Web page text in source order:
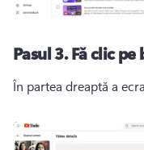
Pasul 3.Fă clic
În partea dreaptă a